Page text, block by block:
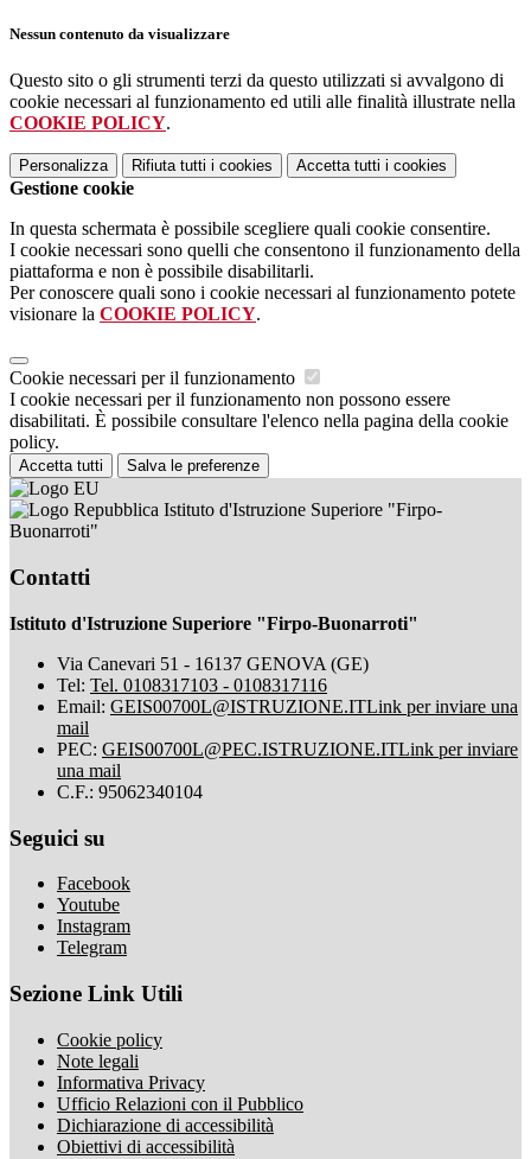
Nessun contenuto da visualizzare
Questo sito o gli strumenti terzi da questo utilizzati si avvalgono di
cookie necessari al funzionamento ed utili alle finalità illustrate nella
COOKIE POLICY.
Personalizza Rifiuta tutti i cookies Accetta tutti i cookies
Gestione cookie
In questa schermata è possibile scegliere quali cookie consentire.
I cookie necessari sono quelli che consentono il funzionamento della
piattaforma e non è possibile disabilitarli.
Per conoscere quali sono i cookie necessari al funzionamento potete
visionare la COOKIE POLICY.
Cookie necessari per il funzionamento
I cookie necessari per il funzionamento non possono essere
disabilitati. È possibile consultare l'elenco nella pagina della cookie
policy.
Accetta tutti Salva le preferenze
Istituto d'Istruzione Superiore "Firpo-
Buonarroti"
Contatti
Istituto d'Istruzione Superiore "Firpo-Buonarroti"
Via Canevari 51 - 16137 GENOVA (GE)
Tel: Tel. 0108317103 - 0108317116
Email: GEIS00700L@ISTRUZIONE.ITLink per inviare una
mail
PEC: GEIS00700L@PEC.ISTRUZIONE.ITLink per inviare
una mail
C.F.: 95062340104
Seguici su
Facebook
Youtube
Instagram
Telegram
Sezione Link Utili
Cookie policy
Note legali
Informativa Privacy
Ufficio Relazioni con il Pubblico
Dichiarazione di accessibilità
Obiettivi di accessibilità